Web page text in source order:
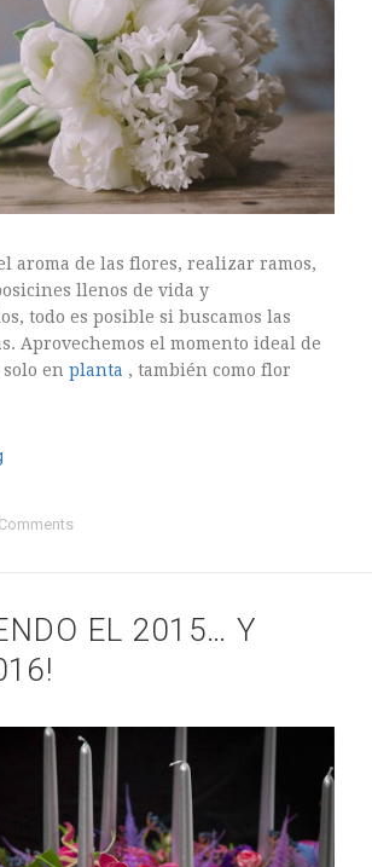
aroma de las flores, realizar ramos,
llenos de vida y
todo es posible si buscamos las
Aprovechemos el momento ideal de
solo enplanta , también como flor
EL 2015… Y